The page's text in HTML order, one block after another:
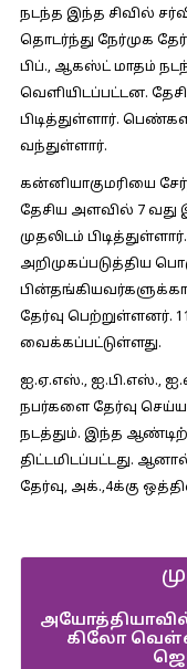
நடந்த இந்த சிவில்
தொடர்ந்து நேர்முக
பிப்., ஆகஸ்ட் மாதம்
வெளியிடப்பட்டன.
பிடித்துள்ளார்.
வந்துள்ளார்.
கன்னியாகுமரியை
தேசிய அளவில் 7 வது
முதலிடம்
அறிமுகப்படுத்திய
தேர்வு பெற்றுள்ளனர். 11
வைக்கப்பட்டுள்ளது.
ஐ.ஏ.எஸ்., ஐ.பி.எஸ்.,
நபர்களை தேர்வு செய்ய
நடத்தும். இந்த
திட்டமிடப்பட்டது.
தேர்வு, அக்.,4க்கு
அயோத்தியாவில்
கிலோ